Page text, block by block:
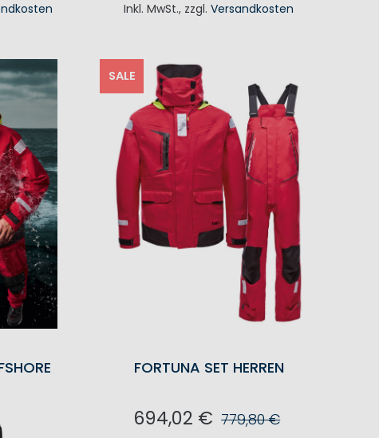
Inkl. MwSt., zzgl.Versandkosten
SALE
FORTUNA SET HERREN
694,02 € 779,80 €